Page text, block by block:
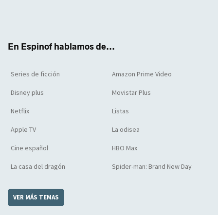
En Espinof hablamos de...
Series de ficción Amazon Prime Video
Disney plus Movistar Plus
Netflix Listas
Apple TV La odisea
Cine español HBO Max
La casa del dragón Spider-man: Brand New Day
VER MÁS TEMAS